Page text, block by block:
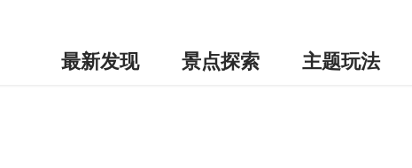
最新发现 景点探索 主题玩法